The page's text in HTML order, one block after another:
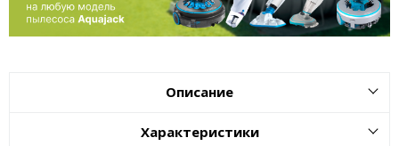
Описание
Характеристики